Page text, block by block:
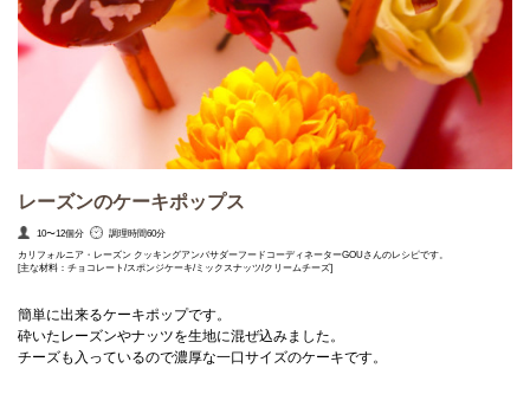
レーズンのケーキポップス
10〜12個分
調理時間60分
カリフォルニア・レーズン クッキングアンバサダーフードコーディネーターGOUさんのレシピです。
[主な材料：チョコレート/スポンジケーキ/ミックスナッツ/クリームチーズ]
簡単に出来るケーキポップです。
砕いたレーズンやナッツを生地に混ぜ込みました。
チーズも入っているので濃厚な一口サイズのケーキです。